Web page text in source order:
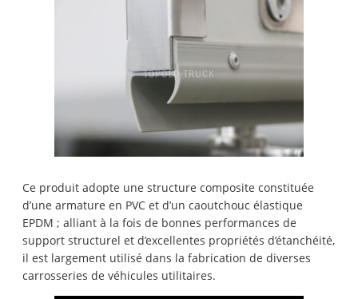
Ce produit adopte une structure composite constituée
d’une armature en PVC et d’un caoutchouc élastique
EPDM ; alliant à la fois de bonnes performances de
support structurel et d’excellentes propriétés d’étanchéité,
il est largement utilisé dans la fabrication de diverses
carrosseries de véhicules utilitaires.